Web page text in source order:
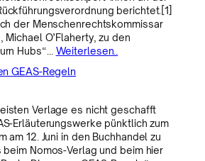
berichtet.[1]
der Menschenrechtskommissar
Michael O’Flaherty, zu den
Hubs“… Weiterlesen..
GEAS-Regeln
Verlage es nicht geschafft
Erläuterungswerke pünktlich zum
am 12. Juni in den Buchhandel zu
Nomos-Verlag und beim hier